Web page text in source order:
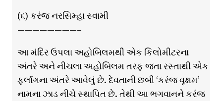
(૬) કરંજ નરસિમ્હા સ્વામી
————————–
આ મંદિર ઉપલા અહોબિલમથી એક કિલોમીટરના
અંતરે અને નીચલા અહોબિલમ તરફ જતા રસ્તાથી એક
ફર્લાંગના અંતરે આવેલું છે. દેવતાની છબી ‘કરંજ વૃક્ષમ’
નામના ઝાડ નીચે સ્થાપિત છે. તેથી આ ભગવાનને કરંજ